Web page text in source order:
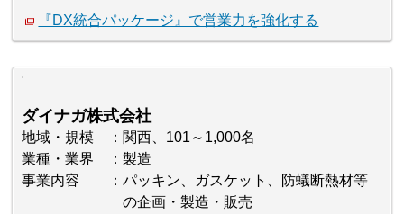
『DX統合パッケージ』で営業力を強化する
ダイナガ株式会社
地域・規模
関西、101～1,000名
業種・業界
製造
事業内容
パッキン、ガスケット、防蟻断熱材等
の企画・製造・販売